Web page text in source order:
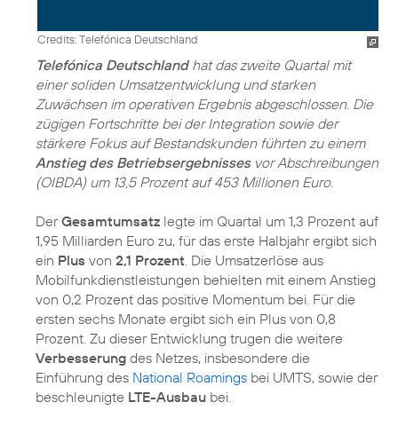
Credits: Telefónica Deutschland
Telefónica Deutschlandhat das zweite Quartal mit
einer soliden Umsatzentwicklung und starken
Zuwächsen im operativen Ergebnis abgeschlossen. Die
zügigen Fortschritte bei der Integration sowie der
stärkere Fokus auf Bestandskunden führten zu einem
Anstieg des Betriebsergebnissesvor Abschreibungen
(OIBDA) um 13,5 Prozent auf 453 Millionen Euro.
DerGesamtumsatz legte im Quartal um 1,3 Prozent auf
1,95 Milliarden Euro zu, für das erste Halbjahr ergibt sich
ein Plus von 2,1 Prozent. Die Umsatzerlöse aus
Mobilfunkdienstleistungen behielten mit einem Anstieg
von 0,2 Prozent das positive Momentum bei. Für die
ersten sechs Monate ergibt sich ein Plus von 0,8
Prozent. Zu dieser Entwicklung trugen die weitere
Verbesserung des Netzes, insbesondere die
Einführung des National Roamings bei UMTS, sowie der
beschleunigte LTE-Ausbau bei.